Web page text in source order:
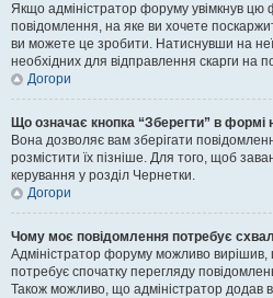
Якщо адміністратор форуму увімкнув цю
повідомлення, на яке ви хочете
ви можете це зробити. Натиснувши на
необхідних для відправлення скарги на
Догори
Що означає кнопка “Зберегти” в
Вона дозволяє вам зберігати
розмістити їх пізніше. Для того, щоб
керування у розділ Чернетки.
Догори
Чому моє повідомлення потребує
Адміністратор форуму можливо
потребує спочатку перегляду
Також можливо, що адміністратор додав